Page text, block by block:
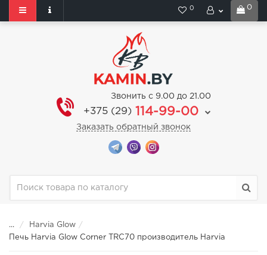
0
0
Звонить с 9.00 до 21.00
+375 (29) 114-99-00
Заказать обратный звонок
...
Harvia Glow
Печь Harvia Glow Corner TRC70 производитель Harvia